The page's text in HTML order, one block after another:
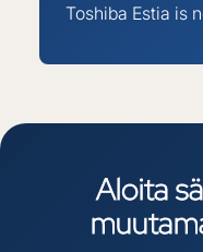
Toshiba Estia is
Aloita